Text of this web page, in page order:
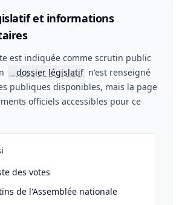
et informations
est indiquée comme scrutin public
📖dossier législatif n'est renseigné
publiques disponibles, mais la page
officiels accessibles pour ce
des votes
de l'Assemblée nationale